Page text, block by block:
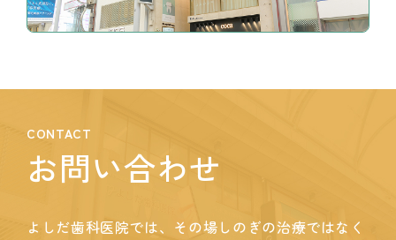
CONTACT
お問い合わせ
よしだ歯科医院では、その場しのぎの治療ではなく